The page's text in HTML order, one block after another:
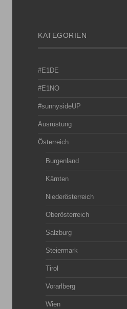
KATEGORIEN
#E1DE
#E1NO
#sunnysideUP
Ausrüstung
Österreich
Burgenland
Kärnten
Niederösterreich
Oberösterreich
Salzburg
Steiermark
Tirol
Vorarlberg
Wien